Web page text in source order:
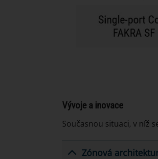
Vývoje a inovace
Současnou situaci, v níž
Zónová